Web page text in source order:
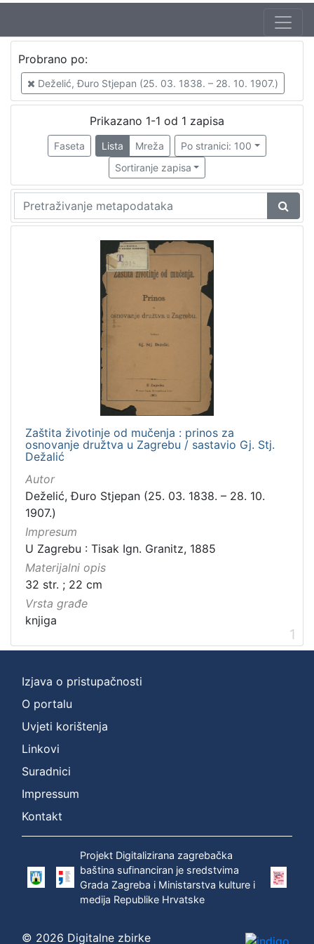
Probrano po:
Deželić, Đuro Stjepan (25. 03. 1838. – 28. 10. 1907.)
Prikazano 1-1 od 1 zapisa
Faseta Lista Mreža
Po stranici: 100
Sortiranje zapisa
Zaštita životinje od mučenja : prinos za
osnovanje družtva u Zagrebu / sastavio Gj. Stj.
Dežalić
Autor
Deželić, Đuro Stjepan (25. 03. 1838. – 28. 10.
1907.)
Impresum
U Zagrebu : Tisak Ign. Granitz, 1885
Materijalni opis
32 str. ; 22 cm
Vrsta građe
knjiga
1
Izjava o pristupačnosti
O portalu
Uvjeti korištenja
Linkovi
Suradnici
Impressum
Kontakt
Projekt Digitalizirana zagrebačka
baština sufinanciran je sredstvima
Grada Zagreba i Ministarstva kulture i
medija Republike Hrvatske
© 2026 Digitalne zbirke